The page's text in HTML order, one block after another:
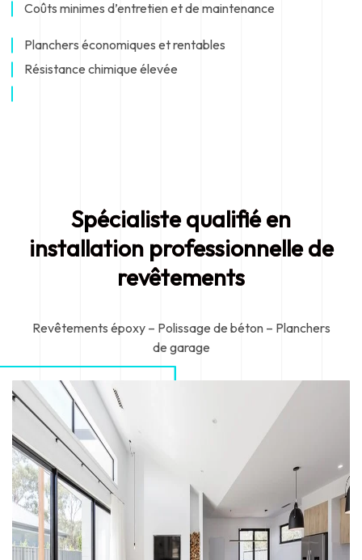
Coûts minimes d’entretien et de maintenance
Planchers économiques et rentables
Résistance chimique élevée
Spécialiste qualifié en
installation professionnelle de
revêtements
Revêtements époxy – Polissage de béton – Planchers
de garage